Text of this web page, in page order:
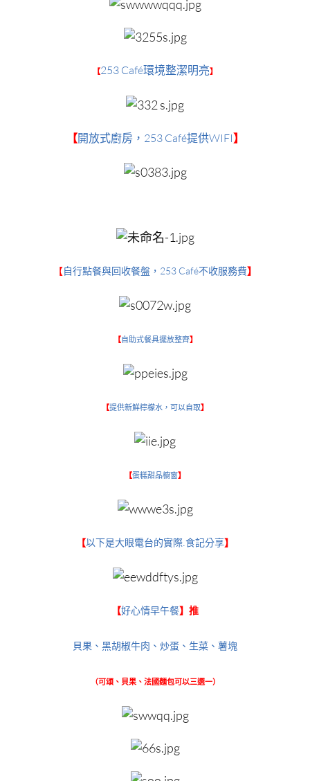
【253 Café環境整潔明亮】
【開放式廚房， 253 Café提供WIFI】
【 自行點餐與回收餐盤， 253 Café不收服務費】
【自助式餐具擺放整齊】
【提供新鮮檸檬水，可以自取】
【蛋糕甜品櫥窗】
【以下是大眼電台的實際.食記分享】
【好心情早午餐】推
貝果、黑胡椒牛肉、炒蛋、生菜、薯塊
（可頌、貝果、法國麵包可以三選一）